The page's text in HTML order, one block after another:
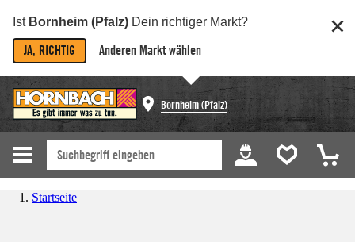
Ist Bornheim (Pfalz) Dein richtiger Markt?
JA, RICHTIG Anderen Markt wählen
Bornheim (Pfalz)
Startseite